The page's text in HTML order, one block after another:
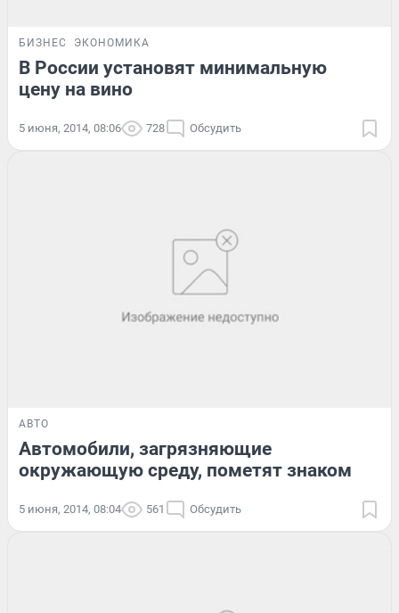
БИЗНЕС ЭКОНОМИКА
В России установят минимальную
цену на вино
5 июня, 2014, 08:06 728 Обсудить
АВТО
Автомобили, загрязняющие
окружающую среду, пометят знаком
5 июня, 2014, 08:04 561 Обсудить